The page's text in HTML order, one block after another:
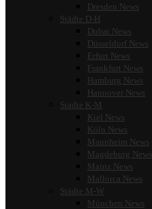
Dresden News
Städte D-H
Dubai News
Düsseldorf News
Erfurt News
Frankfurt News
Hamburg News
Hannover News
Städte K-M
Kiel News
Köln News
Mannheim News
Magdeburg News
Mainz News
Mallorca News
Städte M-W
München News